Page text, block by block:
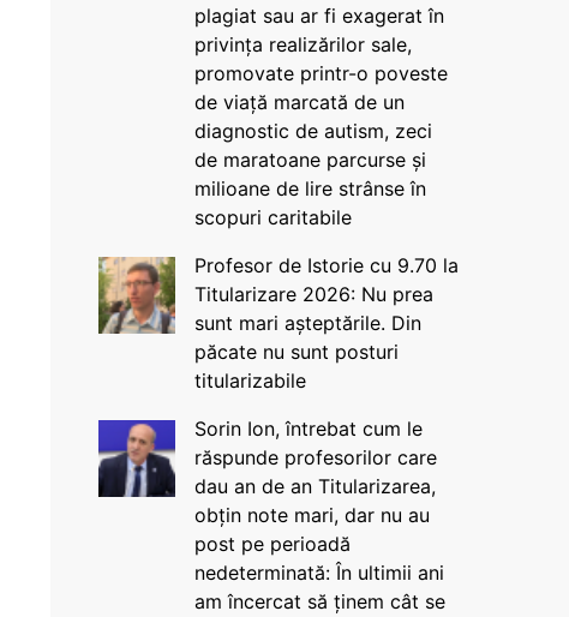
plagiat sau ar fi exagerat în
privința realizărilor sale,
promovate printr-o poveste
de viață marcată de un
diagnostic de autism, zeci
de maratoane parcurse și
milioane de lire strânse în
scopuri caritabile
Profesor de Istorie cu 9.70 la
Titularizare 2026: Nu prea
sunt mari așteptările. Din
păcate nu sunt posturi
titularizabile
Sorin Ion, întrebat cum le
răspunde profesorilor care
dau an de an Titularizarea,
obțin note mari, dar nu au
post pe perioadă
nedeterminată: În ultimii ani
am încercat să ținem cât se